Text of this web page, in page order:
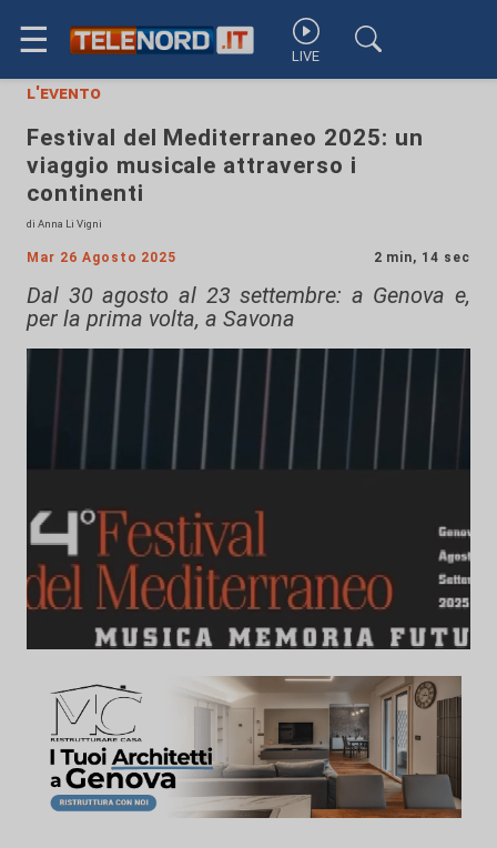
☰ LIVE
l'evento
Festival del Mediterraneo 2025: un
viaggio musicale attraverso i
continenti
di Anna Li Vigni
Mar 26 Agosto 2025 2 min, 14 sec
Dal 30 agosto al 23 settembre: a Genova e,
per la prima volta, a Savona